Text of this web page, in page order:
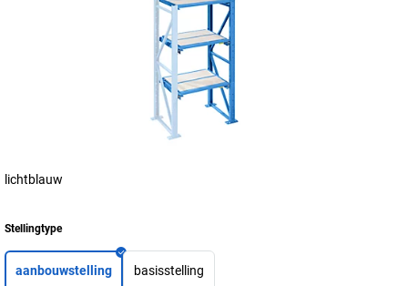
lichtblauw
Stellingtype
aanbouwstelling basisstelling